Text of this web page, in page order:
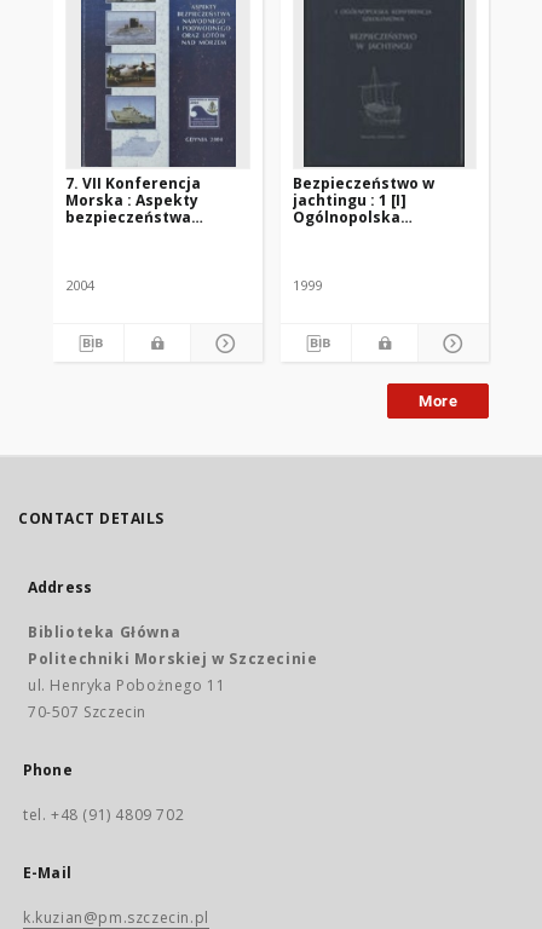
7. VII Konferencja
Morska : Aspekty
bezpieczeństwa
Konferencja Morska
wojennej RP admirała
floty Romana
2004
Bezpieczeństwo w
jachtingu : 1 [I]
Ogólnopolska
1999
More
CONTACT DETAILS
Address
Biblioteka Główna
Politechniki Morskiej w Szczecinie
ul. Henryka Pobożnego 11
70-507 Szczecin
Phone
tel. +48 (91) 4809 702
E-Mail
k.kuzian@pm.szczecin.pl